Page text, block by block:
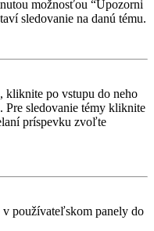
možnosťou “Upozorni
sledovanie na danú tému.
kliknite po vstupu do neho
sledovanie témy kliknite
príspevku zvoľte
v používateľskom panely do